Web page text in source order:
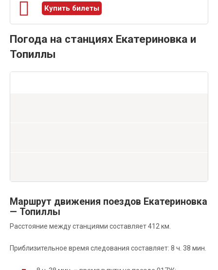
Купить билеты
Погода на станциях Екатериновка и
Топиллы
Маршрут движения поездов Екатериновка
— Топиллы
Расстояние между станциями составляет 412 км.
Приблизительное время следования составляет: 8 ч. 38 мин.